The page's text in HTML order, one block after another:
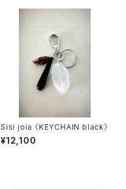
Sisi joia 〈KEYCHAIN black〉
¥12,100